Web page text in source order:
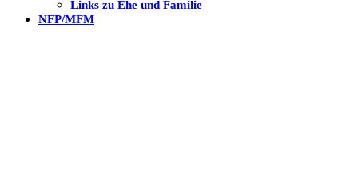
Links zu Ehe und Familie
NFP/MFM